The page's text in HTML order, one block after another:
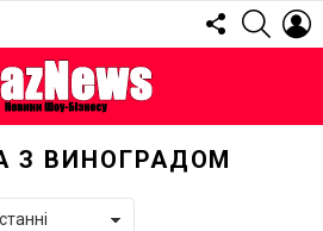
FOLLOW
US
З ВИНОГРАДОМ